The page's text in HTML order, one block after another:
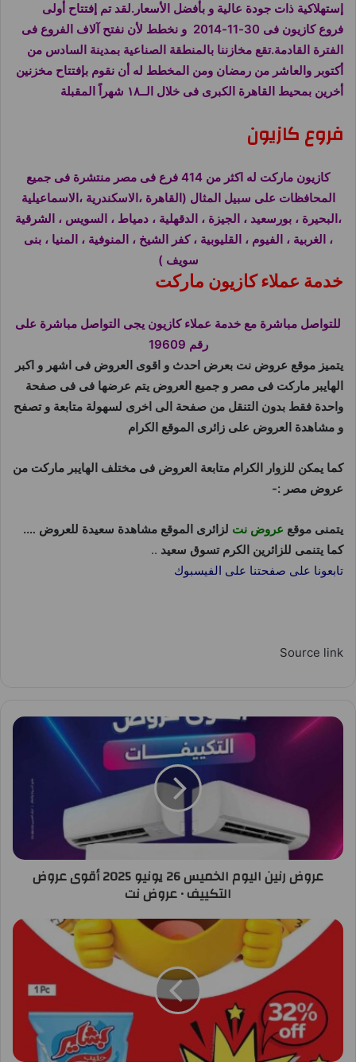
إستهلاكية ذات جودة عالية و بأفضل الأسعار.لقد تم إفتتاح أولى
فروعكازيون
فى 30-11-2014 و نخطط لأن نفتح آلاف الفروع فى
الفترة القادمة.تقع مخازننا بالمنطقة الصناعية بمدينة السادس من
أكتوبر والعاشر من رمضان ومن المخطط له أن نقوم بإفتتاح مخزنين
أخرين بمحيط القاهرة الكبرى فى خلال الــ١٨ شهراً المقبلة
فروع كازيون
كازيون ماركت له اكثر من 414 فرع فى مصر منتشرة فى جميع
المحافظات على سبيل المثال (القاهرة ،الاسكندرية ،الاسماعيلية
،البحيرة ، بورسعيد ، الجيزة ، الدقهلية ، دمياط ، السويس ، الشرقية
، الغربية ، الفيوم ، القليوبية ، كفر الشيخ ، المنوفية ، المنيا ، بنى
سويف )
خدمة عملاء كازيون ماركت
للتواصل مباشرة مع خدمة عملاء كازيون يجى التواصل مباشرة على
رقم 19609
يتميز موقع عروض نت بعرض احدث و اقوى العروض فى اشهر و اكبر
الهايبر ماركت فى مصر و جميع العروض يتم عرضها فى فى صفحة
واحدة فقط بدون التنقل من صفحة الى اخرى لسهولة متابعة و تصفح
و مشاهدة العروض على زائرى الموقع الكرام
كما يمكن للزوار الكرام متابعة العروض فى مختلف الهايبر ماركت من
عروض مصر :-
يتمنى موقع عروض نت لزائرى الموقع مشاهدة سعيدة للعروض ….
كما يتنمى للزائرين الكرم تسوق سعيد ..
تابعونا على صفحتنا على الفيسبوك
Source link
عروض رنين اليوم الخميس 26 يونيو 2025 أقوى عروض
التكييف • عروض نت